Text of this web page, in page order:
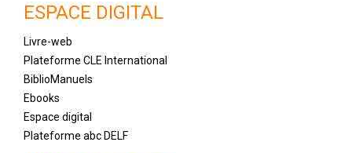
ESPACE DIGITAL
Livre-web
Plateforme CLE International
BiblioManuels
Ebooks
Espace digital
Plateforme abc DELF